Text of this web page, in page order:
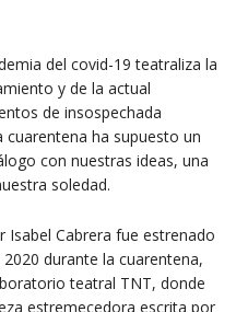
del covid-19 teatraliza la
y de la actual
de insospechada
ha supuesto un
con nuestras ideas, una
soledad.
Isabel Cabrera fue estrenado
durante la cuarentena,
teatral TNT, donde
estremecedora escrita por